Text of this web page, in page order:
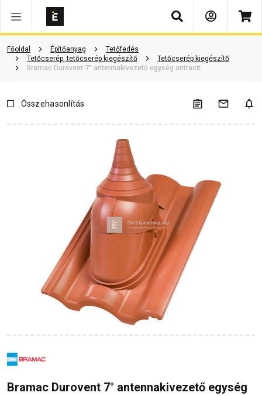
Keresés
Főoldal Építőanyag
Tetőfedés
Tetőcserép, tetőcserép kiegészítő
Tetőcserép kiegészítő
Bramac Durovent 7° antennakivezető egység antracit
Vásárlói vélemények Kérdések és válaszok Kapcsolódó cikkek
Összehasonlítás
Bramac Durovent 7° antennakivezető egység